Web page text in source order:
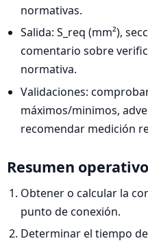
normativas.
Salida: S_req (mm²),
comentario sobre
normativa.
Validaciones:
máximos/minimos,
recomendar medición
Resumen
Obtener o calcular la
punto de conexión.
Determinar el tiempo